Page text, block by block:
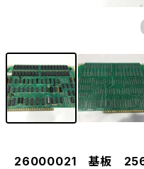
26000021 基板